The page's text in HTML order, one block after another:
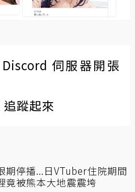
伺服器開張
追蹤起來
期停播...日VTuber住院期間
竟被熊本大地震震垮